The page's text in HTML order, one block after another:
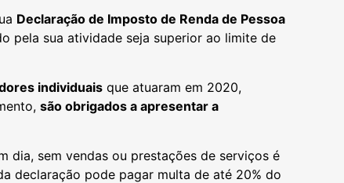
Declaração de Imposto de Renda de Pessoa
pela sua atividade seja superior ao limite de
individuais que atuaram em 2020,
são obrigados a apresentar a
dia, sem vendas ou prestações de serviços é
declaração pode pagar multa de até 20% do